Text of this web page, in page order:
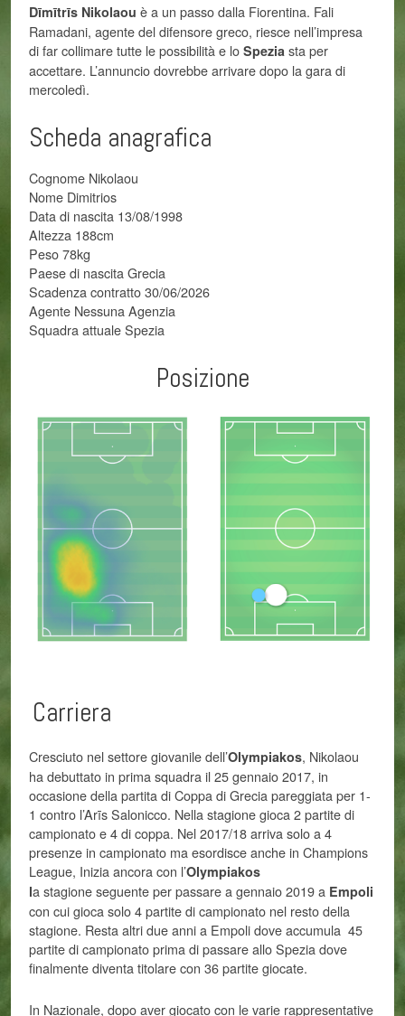
Dīmītrīs Nikolaou è a un passo dalla Fiorentina. Fali
Ramadani, agente del difensore greco, riesce nell’impresa
di far collimare tutte le possibilità e loSpezia sta per
accettare. L’annuncio dovrebbe arrivare dopo la gara di
mercoledì.
Scheda anagrafica
Cognome Nikolaou
Nome Dimitrios
Data di nascita 13/08/1998
Altezza 188cm
Peso 78kg
Paese di nascita Grecia
Scadenza contratto 30/06/2026
Agente Nessuna Agenzia
Squadra attuale Spezia
Posizione
Carriera
Cresciuto nel settore giovanile dell’Olympiakos, Nikolaou
ha debuttato in prima squadra il 25 gennaio 2017, in
occasione della partita di Coppa di Grecia pareggiata per 1-
1 contro l’Arīs Salonicco. Nella stagione gioca 2 partite di
campionato e 4 di coppa. Nel 2017/18 arriva solo a 4
presenze in campionato ma esordisce anche in Champions
League, Inizia ancora con l’Olympiakos
la stagione seguente per passare a gennaio 2019 a Empoli
con cui gioca solo 4 partite di campionato nel resto della
stagione. Resta altri due anni a Empoli dove accumula 45
partite di campionato prima di passare allo Spezia dove
finalmente diventa titolare con 36 partite giocate.
In Nazionale, dopo aver giocato con le varie rappresentative